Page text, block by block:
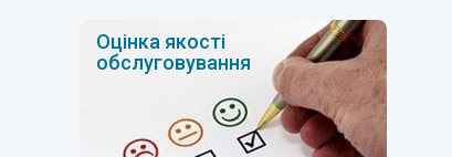
Оцінка якості
обслуговування